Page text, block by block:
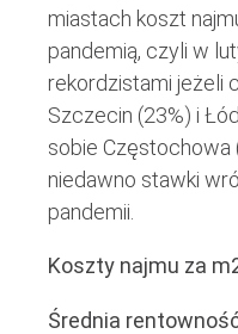
miastach koszt
pandemią, czyli w
rekordzistami jeżeli
Szczecin (23%) i
sobie Częstochowa
niedawno stawki
pandemii.
Koszty najmu za
Średnia